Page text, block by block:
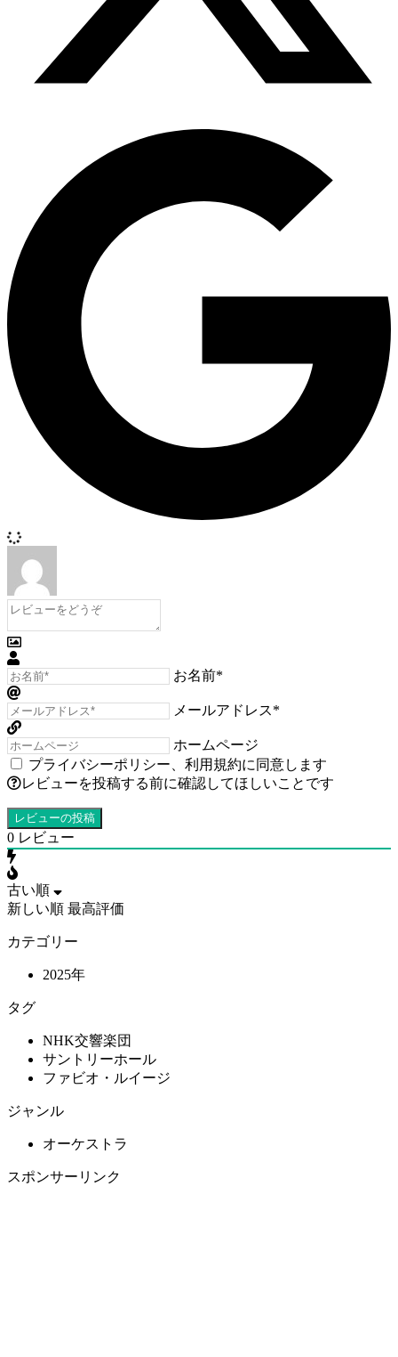
お名前*
メールアドレス*
ホームページ
プライバシーポリシー
利用規約に同意します
レビューを投稿する前に確認してほしいことです
0 レビュー
古い順
新しい順 最高評価
カテゴリー
2025年
タグ
NHK交響楽団
サントリーホール
ファビオ・ルイージ
ジャンル
オーケストラ
スポンサーリンク